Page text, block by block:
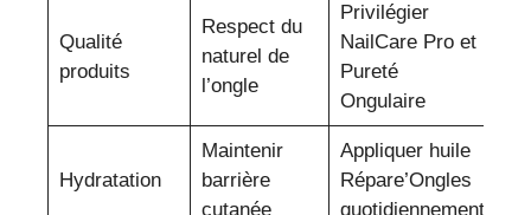
Qualité
produits
Respect du
naturel de
l’ongle
Privilégier
NailCare Pro et
Pureté
Ongulaire
Hydratation
Maintenir
barrière
cutanée
Appliquer huile
Répare’Ongles
quotidiennement